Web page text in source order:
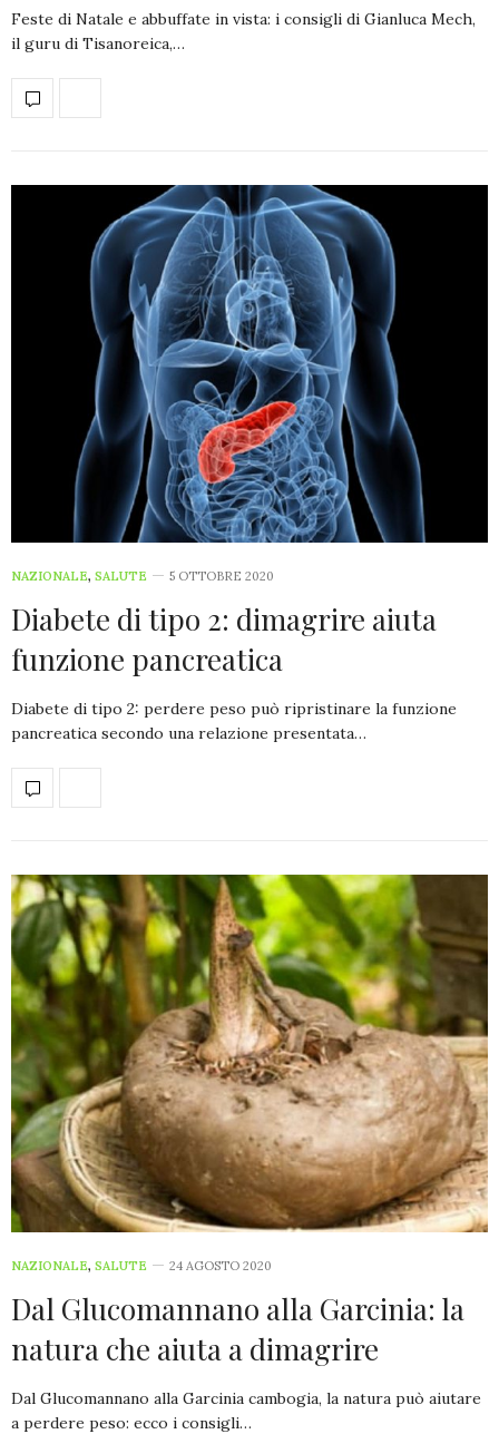
Feste di Natale e abbuffate in vista: i consigli di Gianluca Mech,
il guru di Tisanoreica,…
NAZIONALE, SALUTE 5 OTTOBRE 2020
Diabete di tipo 2: dimagrire aiuta
funzione pancreatica
Diabete di tipo 2: perdere peso può ripristinare la funzione
pancreatica secondo una relazione presentata…
NAZIONALE, SALUTE 24 AGOSTO 2020
Dal Glucomannano alla Garcinia: la
natura che aiuta a dimagrire
Dal Glucomannano alla Garcinia cambogia, la natura può aiutare
a perdere peso: ecco i consigli…